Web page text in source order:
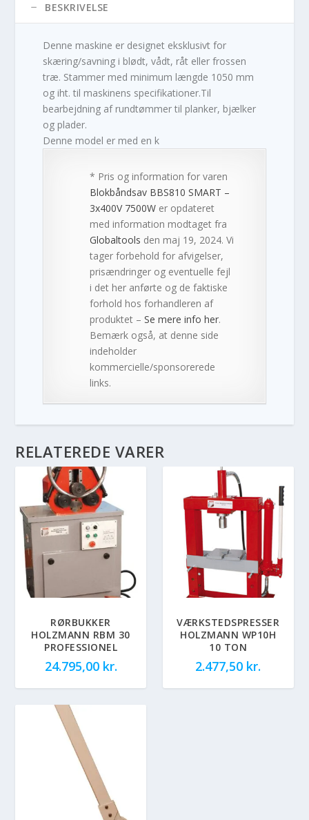
BESKRIVELSE
Denne maskine er designet eksklusivt for
skæring/savning i blødt, vådt, råt eller frossen
træ. Stammer med minimum længde 1050 mm
og iht. til maskinens specifikationer.Til
bearbejdning af rundtømmer til planker, bjælker
og plader.
Denne model er med en k
* Pris og information for varen
Blokbåndsav BBS810 SMART –
3x400V 7500W er opdateret
med information modtaget fra
Globaltools den maj 19, 2024. Vi
tager forbehold for afvigelser,
prisændringer og eventuelle fejl
i det her anførte og de faktiske
forhold hos forhandleren af
produktet –Se mere info her.
Bemærk også, at denne side
indeholder
kommercielle/sponsorerede
links.
RELATEREDE VARER
RØRBUKKER
HOLZMANN RBM 30
PROFESSIONEL
24.795,00 kr.
VÆRKSTEDSPRESSER
HOLZMANN WP10H
10 TON
2.477,50 kr.